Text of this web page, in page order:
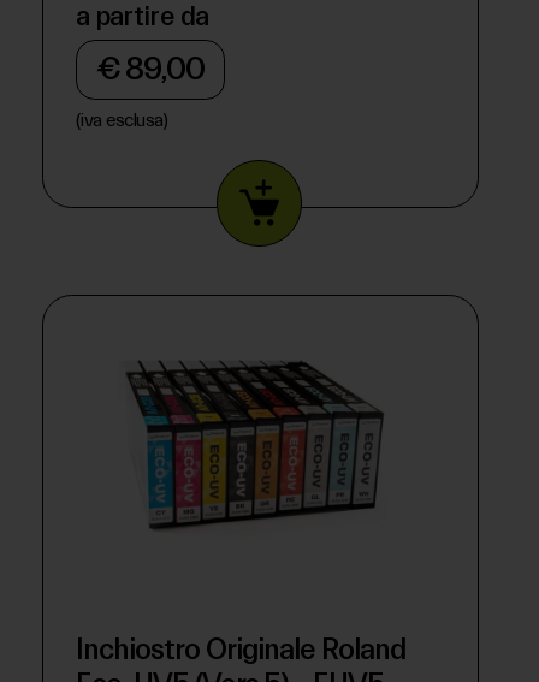
a partire da
€ 89,00
(iva esclusa)
Inchiostro Originale Roland